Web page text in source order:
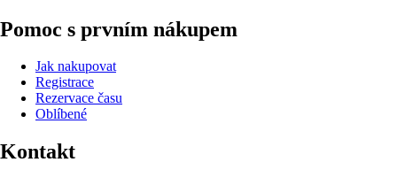
Pomoc s prvním nákupem
Jak nakupovat
Registrace
Rezervace času
Oblíbené
Kontakt